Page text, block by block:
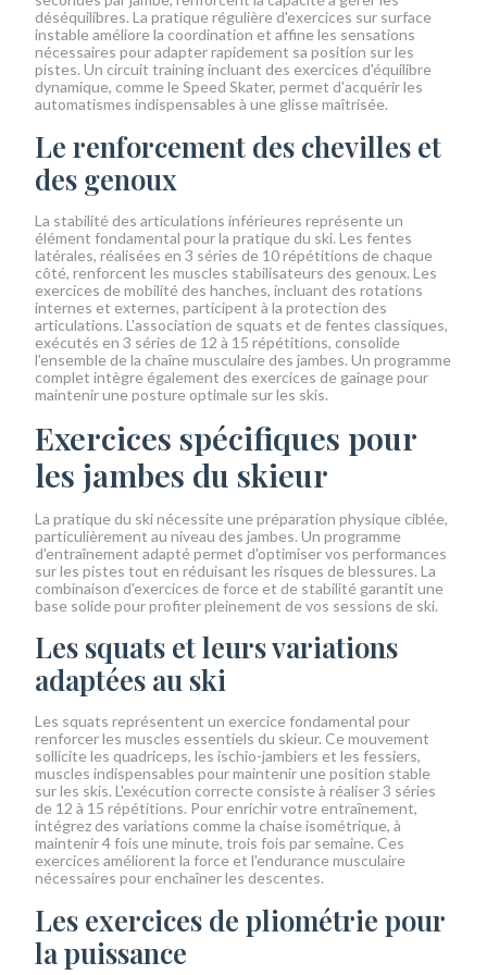
déséquilibres. La pratique régulière d'exercices sur surface
instable améliore la coordination et affine les sensations
nécessaires pour adapter rapidement sa position sur les
pistes. Un circuit training incluant des exercices d'équilibre
dynamique, comme le Speed Skater, permet d'acquérir les
automatismes indispensables à une glisse maîtrisée.
Le renforcement des chevilles et
des genoux
La stabilité des articulations inférieures représente un
élément fondamental pour la pratique du ski. Les fentes
latérales, réalisées en 3 séries de 10 répétitions de chaque
côté, renforcent les muscles stabilisateurs des genoux. Les
exercices de mobilité des hanches, incluant des rotations
internes et externes, participent à la protection des
articulations. L'association de squats et de fentes classiques,
exécutés en 3 séries de 12 à 15 répétitions, consolide
l'ensemble de la chaîne musculaire des jambes. Un programme
complet intègre également des exercices de gainage pour
maintenir une posture optimale sur les skis.
Exercices spécifiques pour
les jambes du skieur
La pratique du ski nécessite une préparation physique ciblée,
particulièrement au niveau des jambes. Un programme
d'entraînement adapté permet d'optimiser vos performances
sur les pistes tout en réduisant les risques de blessures. La
combinaison d'exercices de force et de stabilité garantit une
base solide pour profiter pleinement de vos sessions de ski.
Les squats et leurs variations
adaptées au ski
Les squats représentent un exercice fondamental pour
renforcer les muscles essentiels du skieur. Ce mouvement
sollicite les quadriceps, les ischio-jambiers et les fessiers,
muscles indispensables pour maintenir une position stable
sur les skis. L'exécution correcte consiste à réaliser 3 séries
de 12 à 15 répétitions. Pour enrichir votre entraînement,
intégrez des variations comme la chaise isométrique, à
maintenir 4 fois une minute, trois fois par semaine. Ces
exercices améliorent la force et l'endurance musculaire
nécessaires pour enchaîner les descentes.
Les exercices de pliométrie pour
la puissance